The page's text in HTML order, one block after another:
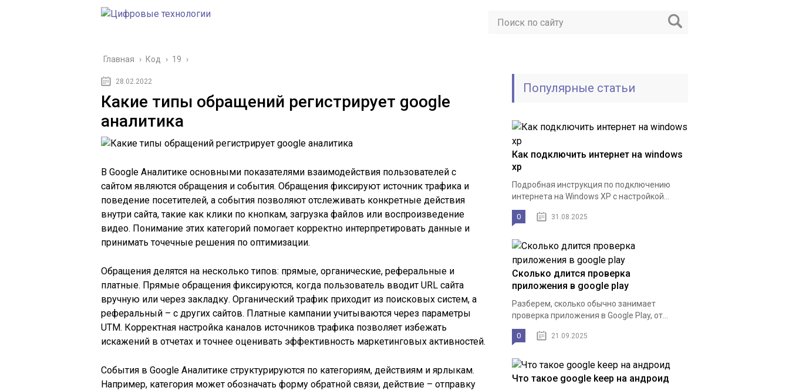
Главная › Код › 19 ›
28.02.2022
Какие типы обращений регистрирует google
аналитика
В Google Аналитике основными показателями взаимодействия пользователей с
сайтом являются обращения и события. Обращения фиксируют источник трафика и
поведение посетителей, а события позволяют отслеживать конкретные действия
внутри сайта, такие как клики по кнопкам, загрузка файлов или воспроизведение
видео. Понимание этих категорий помогает корректно интерпретировать данные и
принимать точечные решения по оптимизации.
Обращения делятся на несколько типов: прямые, органические, реферальные и
платные. Прямые обращения фиксируются, когда пользователь вводит URL сайта
вручную или через закладку. Органический трафик приходит из поисковых систем, а
реферальный – с других сайтов. Платные кампании учитываются через параметры
UTM. Корректная настройка каналов источников трафика позволяет избежать
искажений в отчетах и точнее оценивать эффективность маркетинговых активностей.
События в Google Аналитике структурируются по категориям, действиям и ярлыкам.
Например, категория может обозначать форму обратной связи, действие – отправку
Популярные статьи
Как подключить интернет на windows
xp
Подробная инструкция по подключению
интернета на Windows XP с настройкой...
0 31.08.2025
Сколько длится проверка
приложения в google play
Разберем, сколько обычно занимает
проверка приложения в Google Play, от...
0 21.09.2025
Что такое google keep на андроид